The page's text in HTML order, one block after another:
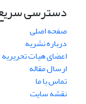
دسترسی
صفحه اصلی
درباره نشریه
اعضای هیات تحریریه
ارسال مقاله
تماس با ما
نقشه سایت